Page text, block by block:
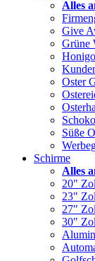
Alles
Give
Grüne
Oster
Süße
Schirme
Alles
20"
23"
27"
30"